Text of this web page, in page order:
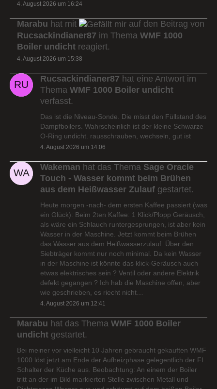
4. August 2026 um 16:24
Marabu hat mit
auf den Beitrag von
Rucsackindianer87 im Thema WMF 1000
Boiler undicht reagiert.
4. August 2026 um 15:38
Rucsackindianer87 hat eine Antwort im
Thema WMF 1000 Boiler undicht
verfasst.
Das ist die Niveau-Sonde. Die misst den Füllstand des
Dampfboilers. Wahrscheinlich ist der kleine Schwarze
O-Ring undicht. rausschrauben, wechseln, gut ist
4. August 2026 um 14:06
Wakeman hat das Thema Sage Oracle
Touch - Wasser kommt beim Brühen
aus dem Heißwasser Zulauf gestartet.
Heute morgen -nach- dem ersten Kaffee passiert (was
ein Glück): Beim 2ten Kaffee: 1 Klick/Plopp Geräusch,
als wäre ein Schlauch runtergesprungen, ist aber kein
Wasser in der Maschine. Jetzt kommt beim Brühen
das Wasser aus dem Heißwasserzulauf. Über den
Siebträger kommt nur noch minimal. Da kein Wasser
in der Maschine ist könnte das klick-Geräusch auch
etwas elektrisches sein ? Ventil oder andere Elektrik
defekt gegangen ? Ich hab die Maschine offen, aber
wie geschrieben, es riecht nicht…
4. August 2026 um 12:41
Marabu hat das Thema WMF 1000 Boiler
undicht gestartet.
Bei meiner vor vielleicht 10 Jahren gebraucht gekauften WMF
1000 löst jetzt am Ende der Aufheizphase gelegentlich der FI
Schalter der Küche aus. Beobachtung: An einem der Boiler
tritt an der im Bild markierten Stelle zwischen Metall und